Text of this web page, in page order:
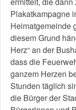
Plakatkampagne
Heimatgemeinde
diesem Grund
Herz“ an der
dass die
ganzem Herzen
Stunden täglich
die Bürger der